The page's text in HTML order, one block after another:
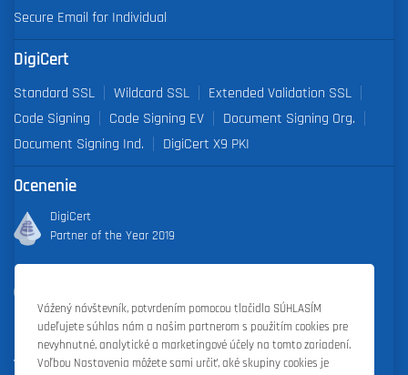
Secure Email for Individual
DigiCert
Standard SSL Wildcard SSL
Extended Validation SSL
Code Signing
Code Signing EV
Document Signing Org.
Document Signing Ind.
DigiCert X9 PKI
Ocenenie
DigiCert
Partner of the Year 2019
2022
Vážený návštevník, potvrdením pomocou tlačidla SÚHLASÍM
udeľujete súhlas nám a našim partnerom s použitím cookies pre
nevyhnutné, analytické a marketingové účely na tomto zariadení.
Voľbou Nastavenia môžete sami určiť, aké skupiny cookies je